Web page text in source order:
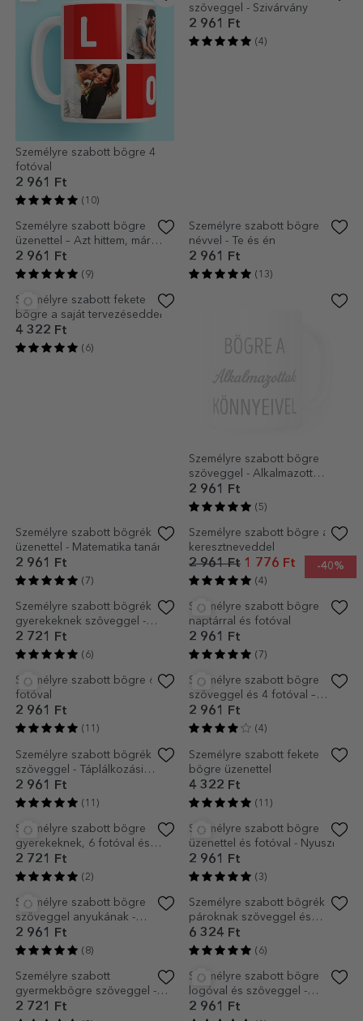
Személyre szabott bögre 4
fotóval
2 961 Ft
(10)
Személyre szabott bögre
névvel - Te és én
2 961 Ft
Személyre szabott fekete
bögre a saját tervezéseddel
4 322 Ft
Személyre szabott bögre
szöveggel - Alkalmazott
könnyei
2 961 Ft
Személyre szabott bögrék
üzenettel - Matematika tanár
2 961 Ft
(7)
Személyre szabott bögre a
keresztneveddel
2 961 Ft 1 776 Ft
(4)